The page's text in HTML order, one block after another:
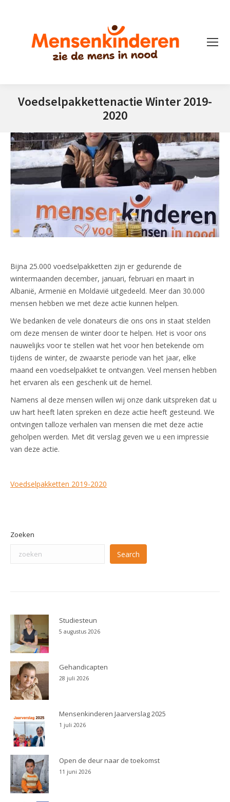
Voedselpakkettenactie Winter 2019-
2020
Bijna 25.000 voedselpakketten zijn er gedurende de
wintermaanden december, januari, februari en maart in
Albanië, Armenië en Moldavië uitgedeeld. Meer dan 30.000
mensen hebben we met deze actie kunnen helpen.
We bedanken de vele donateurs die ons ons in staat stelden
om deze mensen de winter door te helpen. Het is voor ons
nauwelijks voor te stellen wat het voor hen betekende om
tijdens de winter, de zwaarste periode van het jaar, elke
maand een voedselpakket te ontvangen. Veel mensen hebben
het ervaren als een geschenk uit de hemel.
Namens al deze mensen willen wij onze dank uitspreken dat u
uw hart heeft laten spreken en deze actie heeft gesteund. We
ontvingen talloze verhalen van mensen die met deze actie
geholpen werden. Met dit verslag geven we u een impressie
van deze actie.
Voedselpakketten 2019-2020
Zoeken
Search
Studiesteun
5 augustus 2026
Gehandicapten
28 juli 2026
Mensenkinderen Jaarverslag 2025
1 juli 2026
Open de deur naar de toekomst
11 juni 2026